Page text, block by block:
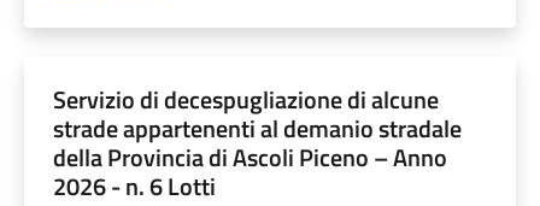
Servizio di decespugliazione di alcune
strade appartenenti al demanio stradale
della Provincia di Ascoli Piceno – Anno
2026 - n. 6 Lotti